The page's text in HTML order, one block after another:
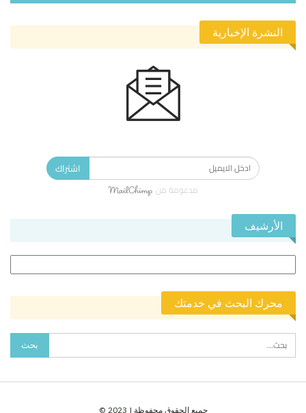
النشرة الإخبارية
اشتراك
مدعومة من
الأرشيف
محرك البحث في خدمتك
جميع الحقوق محفوظة | 2023 ©